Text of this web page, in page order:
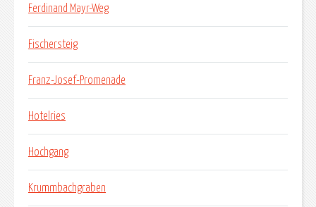
Ferdinand Mayr-Weg
Fischersteig
Franz-Josef-Promenade
Hotelries
Hochgang
Krummbachgraben